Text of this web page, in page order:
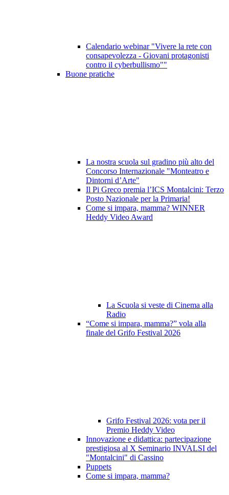
Calendario webinar "Vivere la rete con
consapevolezza - Giovani protagonisti
contro il cyberbullismo""
Buone pratiche
La nostra scuola sul gradino più alto del
Concorso Internazionale "Monteatro e
Dintorni d’Arte"
Il Pi Greco premia l’ICS Montalcini: Terzo
Posto Nazionale per la Primaria!
Come si impara, mamma? WINNER
Heddy Video Award
La Scuola si veste di Cinema alla
Radio
“Come si impara, mamma?” vola alla
finale del Grifo Festival 2026
Grifo Festival 2026: vota per il
Premio Heddy Video
Innovazione e didattica: partecipazione
prestigiosa al X Seminario INVALSI del
"Montalcini" di Cassino
Puppets
Come si impara, mamma?